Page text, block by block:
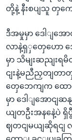
တို့နဲ့ နီးစပျသူ တှက
ဒီအမှုမှာ ဒေါျအ
လာနဲ့ရှှတှေဟော ဒေ
မှာ သိမျးဆညျးရ
ငျးနဲ့မညီညှတျတာ
တှေဘေကျက ထောက
မှာ ဒေါျအောင
ယျတဦးအနနေဲ့ပဲ
ဈတငျမယျဆိုရငျ